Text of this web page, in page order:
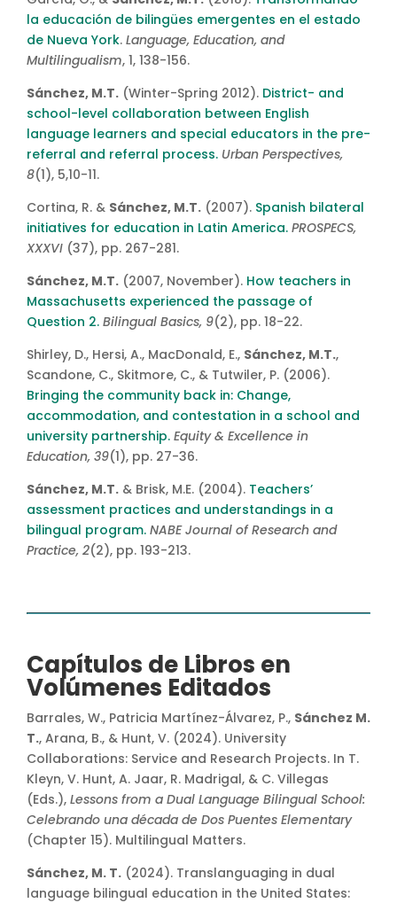
la educación de bilingües emergentes en el estado
de Nueva York. Language, Education, and
Multilingualism, 1, 138-156.
Sánchez, M.T. (Winter-Spring 2012). District- and
school-level collaboration between English
language learners and special educators in the pre-
referral and referral process. Urban Perspectives,
8(1), 5,10-11.
Cortina, R. & Sánchez, M.T. (2007). Spanish bilateral
initiatives for education in Latin America. PROSPECS,
XXXVI (37), pp. 267-281.
Sánchez, M.T. (2007, November). How teachers in
Massachusetts experienced the passage of
Question 2. Bilingual Basics, 9(2), pp. 18-22.
Shirley, D., Hersi, A., MacDonald, E., Sánchez, M.T.,
Scandone, C., Skitmore, C., & Tutwiler, P. (2006).
Bringing the community back in: Change,
accommodation, and contestation in a school and
university partnership. Equity & Excellence in
Education, 39(1), pp. 27-36.
Sánchez, M.T. & Brisk, M.E. (2004). Teachers’
assessment practices and understandings in a
bilingual program. NABE Journal of Research and
Practice, 2(2), pp. 193-213.
Capítulos de Libros en
Volúmenes Editados
Barrales, W., Patricia Martínez-Álvarez, P., Sánchez M.
T., Arana, B., & Hunt, V. (2024). University
Collaborations: Service and Research Projects. In T.
Kleyn, V. Hunt, A. Jaar, R. Madrigal, & C. Villegas
(Eds.), Lessons from a Dual Language Bilingual School:
Celebrando una década de Dos Puentes Elementary
(Chapter 15). Multilingual Matters.
Sánchez, M. T. (2024). Translanguaging in dual
language bilingual education in the United States: